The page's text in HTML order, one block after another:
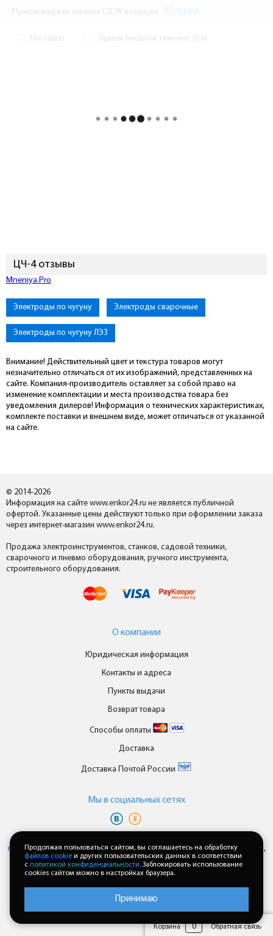
Пункты выдачи заказов СДЭК в городе
Постамат Прием посылок тяжелее 35 кг
ЦЧ-4 отзывы
Mneniya.Pro
Электроды по чугуну Электроды сварочные
Электроды по чугуну ЛЭЗ
Внимание! Действительный цвет и текстура товаров могут
незначительно отличаться от их изображений, представленных на
сайте. Компания-производитель оставляет за собой право на
изменение комплектации и места производства товара без
уведомления дилеров! Информация о технических характеристиках,
комплекте поставки и внешнем виде, может отличаться от указанной
на сайте.
© 2014-2026
Информация на сайте www.enkor24.ru не является публичной
офертой. Указанные цены действуют только при оформлении заказа
через интернет-магазин www.enkor24.ru.
Продажа электроинструментов, станков, садовой техники,
сварочного и пневмо оборудования, ручного инструмента,
строительного оборудования.
О компании
Юридическая информация
Контакты и адреса
Пункты выдачи
Возврат товара
Способы оплаты
Доставка
Доставка Почтой России
Мы в cоциальных сетях
персональных данныхипользовательского соглашениякаждый раз,
когда оставляете свои данные в любой форме обратной связи на
сайте enkor24.ru
Корзина 0 Обратная связь
Продолжая пользоваться сайтом, вы соглашаетесь на обработку
файлов cookie и других пользовательских данных в соответствии
с политикой конфиденциальности. Заблокировать использование
cookies сайтом можно в настройках браузера.
Принимаю